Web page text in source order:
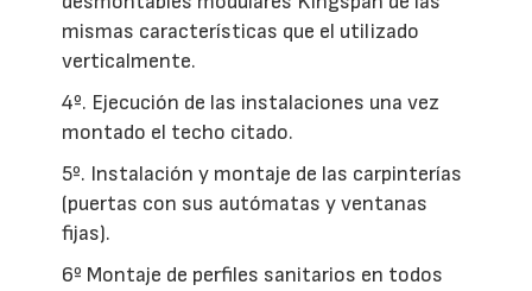
mismas características que el utilizado
verticalmente.
4º. Ejecución de las instalaciones una vez
montado el techo citado.
5º. Instalación y montaje de las carpinterías
(puertas con sus autómatas y ventanas
fijas).
6º Montaje de perfiles sanitarios en todos